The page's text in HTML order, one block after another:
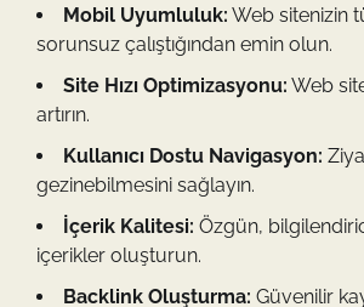
Mobil Uyumluluk: Web sitenizin
sorunsuz çalıştığından emin olun.
Site Hızı Optimizasyonu: Web
artırın.
Kullanıcı Dostu Navigasyon:
gezinebilmesini sağlayın.
İçerik Kalitesi: Özgün,
içerikler oluşturun.
Backlink Oluşturma: Güvenilir